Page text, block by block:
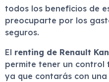
todos los beneficios de
preocuparte por los
seguros.
El renting de Renault
permite tener un control
ya que contarás con